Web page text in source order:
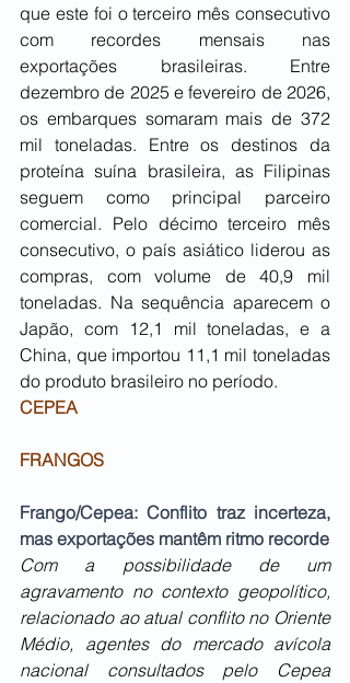
que este foi o terceiro mês consecutivo
com recordes mensais nas
exportações brasileiras. Entre
dezembro de 2025 e fevereiro de 2026,
os embarques somaram mais de 372
mil toneladas. Entre os destinos da
proteína suína brasileira, as Filipinas
seguem como principal parceiro
comercial. Pelo décimo terceiro mês
consecutivo, o país asiático liderou as
compras, com volume de 40,9 mil
toneladas. Na sequência aparecem o
Japão, com 12,1 mil toneladas, e a
China, que importou 11,1 mil toneladas
do produto brasileiro no período.
CEPEA
FRANGOS
Frango/Cepea: Conflito traz incerteza,
mas exportações mantêm ritmo recorde
Com a possibilidade de um
agravamento no contexto geopolítico,
relacionado ao atual conflito no Oriente
Médio, agentes do mercado avícola
nacional consultados pelo Cepea